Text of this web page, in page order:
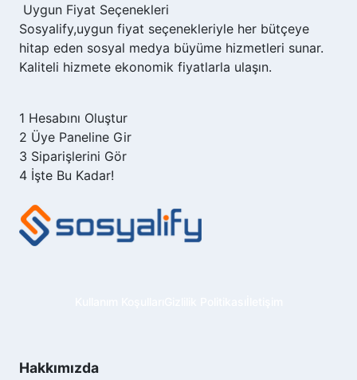
Uygun Fiyat Seçenekleri
Sosyalify,uygun fiyat seçenekleriyle her bütçeye
hitap eden sosyal medya büyüme hizmetleri sunar.
Kaliteli hizmete ekonomik fiyatlarla ulaşın.
1 Hesabını Oluştur
2 Üye Paneline Gir
3 Siparişlerini Gör
4 İşte Bu Kadar!
Hakkımızda